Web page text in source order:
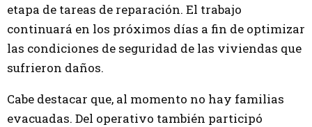
etapa de tareas de reparación. El trabajo
continuará en los próximos días a fin de optimizar
las condiciones de seguridad de las viviendas que
sufrieron daños.
Cabe destacar que, al momento no hay familias
evacuadas. Del operativo también participó